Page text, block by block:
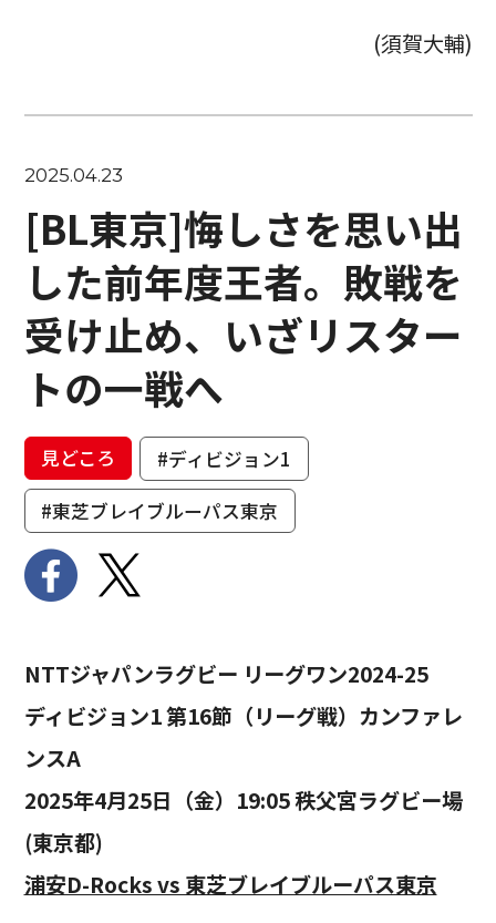
(須賀大輔)
2025.04.23
[BL東京]悔しさを思い出
した前年度王者。敗戦を
受け止め、いざリスター
トの一戦へ
見どころ
#ディビジョン1
#東芝ブレイブルーパス東京
NTTジャパンラグビー リーグワン2024-25
ディビジョン1 第16節（リーグ戦）カンファレ
ンスA
2025年4月25日（金）19:05 秩父宮ラグビー場
(東京都)
浦安D-Rocks vs 東芝ブレイブルーパス東京